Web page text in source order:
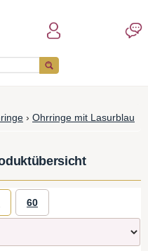
› Ohrringe mit Lasurblau
60